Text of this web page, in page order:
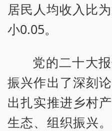
居民人均收入比
小0.05。
党的二十大
振兴作出了深刻
出扎实推进乡村
生态、组织振兴